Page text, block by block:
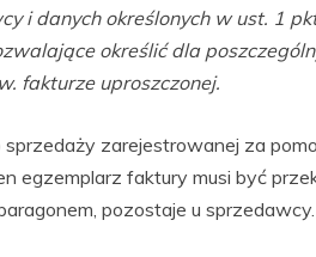
i danych określonych w ust. 1
określić dla
fakturze uproszczonej.
zarejestrowanej za
egzemplarz faktury musi być
pozostaje u sprzedawcy.